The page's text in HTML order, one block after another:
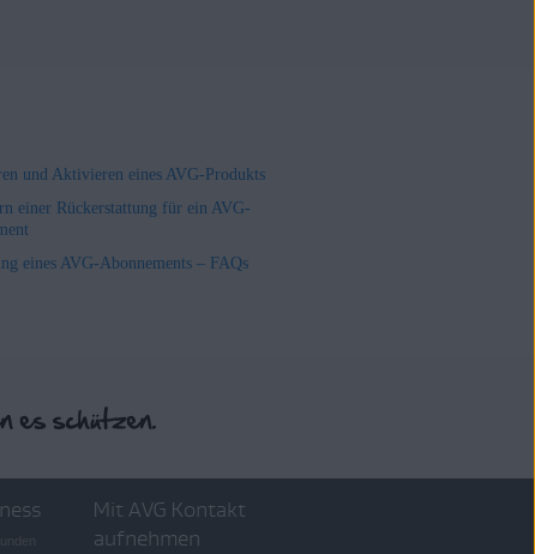
und Aktivieren eines AVG-Produkts
einer Rückerstattung für ein AVG-
eines AVG-Abonnements – FAQs
Mit AVG Kontakt
aufnehmen